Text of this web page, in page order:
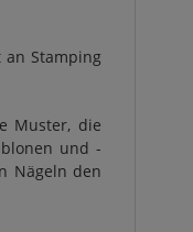
Stamping
Muster, die
und -
Nägeln den